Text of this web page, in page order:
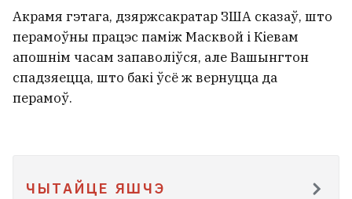
Акрамя гэтага, дзяржсакратар ЗША сказаў, што
перамоўны працэс паміж Масквой і Кіевам
апошнім часам запаволіўся, але Вашынгтон
спадзяецца, што бакі ўсё ж вернуцца да
перамоў.
ЧЫТАЙЦЕ ЯШЧЭ
Памёр футбольны калекцыянер,
які апранаў моладзь у майкі з
Лукашэнкам
1